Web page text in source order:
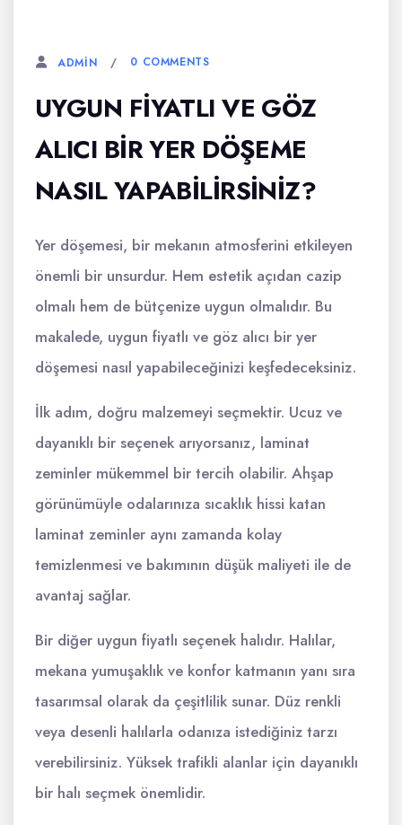
ADMIN 0 COMMENTS
UYGUN FIYATLI VE GÖZ
ALICI BIR YER DÖŞEME
NASIL YAPABILIRSINIZ?
Yer döşemesi, bir mekanın atmosferini etkileyen
önemli bir unsurdur. Hem estetik açıdan cazip
olmalı hem de bütçenize uygun olmalıdır. Bu
makalede, uygun fiyatlı ve göz alıcı bir yer
döşemesi nasıl yapabileceğinizi keşfedeceksiniz.
İlk adım, doğru malzemeyi seçmektir. Ucuz ve
dayanıklı bir seçenek arıyorsanız, laminat
zeminler mükemmel bir tercih olabilir. Ahşap
görünümüyle odalarınıza sıcaklık hissi katan
laminat zeminler aynı zamanda kolay
temizlenmesi ve bakımının düşük maliyeti ile de
avantaj sağlar.
Bir diğer uygun fiyatlı seçenek halıdır. Halılar,
mekana yumuşaklık ve konfor katmanın yanı sıra
tasarımsal olarak da çeşitlilik sunar. Düz renkli
veya desenli halılarla odanıza istediğiniz tarzı
verebilirsiniz. Yüksek trafikli alanlar için dayanıklı
bir halı seçmek önemlidir.